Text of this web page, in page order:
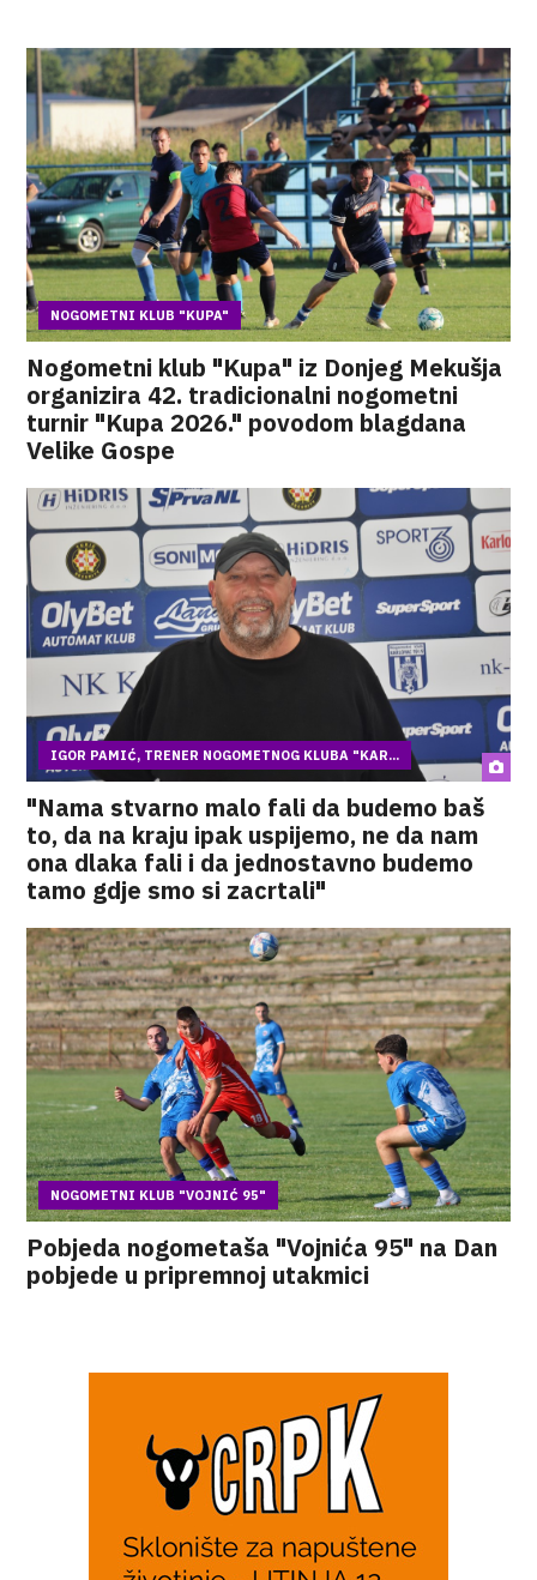
NOGOMETNI KLUB "KUPA"
Nogometni klub "Kupa" iz Donjeg Mekušja
organizira 42. tradicionalni nogometni
turnir "Kupa 2026." povodom blagdana
Velike Gospe
IGOR PAMIĆ, TRENER NOGOMETNOG KLUBA "KAR...
"Nama stvarno malo fali da budemo baš
to, da na kraju ipak uspijemo, ne da nam
ona dlaka fali i da jednostavno budemo
tamo gdje smo si zacrtali"
NOGOMETNI KLUB "VOJNIĆ 95"
Pobjeda nogometaša "Vojnića 95" na Dan
pobjede u pripremnoj utakmici